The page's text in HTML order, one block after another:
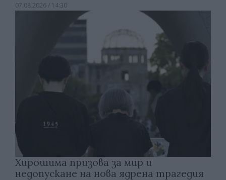
07.08.2026 / 14:30
Хирошима призова за мир и
недопускане на нова ядрена трагедия